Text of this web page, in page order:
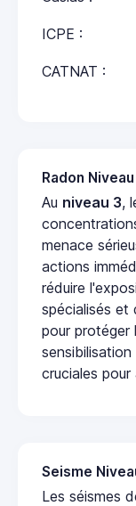
ICPE :
CATNAT :
Radon
Au niveau 3,
menace
actions
réduire
spécialisés et
pour protéger
cruciales
Seisme
Les séismes